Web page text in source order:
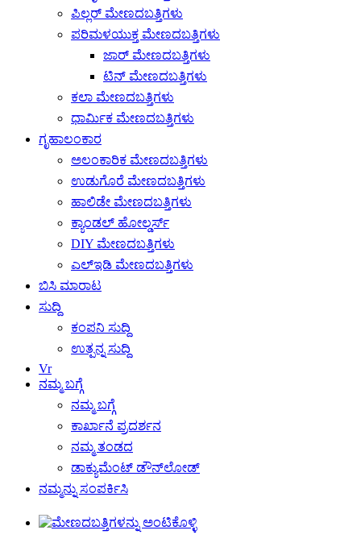
ಪಿಲ್ಲರ್ ಮೇಣದಬತ್ತಿಗಳು
ಪರಿಮಳಯುಕ್ತ ಮೇಣದಬತ್ತಿಗಳು
ಜಾರ್ ಮೇಣದಬತ್ತಿಗಳು
ಟಿನ್ ಮೇಣದಬತ್ತಿಗಳು
ಕಲಾ ಮೇಣದಬತ್ತಿಗಳು
ಧಾರ್ಮಿಕ ಮೇಣದಬತ್ತಿಗಳು
ಗೃಹಾಲಂಕಾರ
ಅಲಂಕಾರಿಕ ಮೇಣದಬತ್ತಿಗಳು
ಉಡುಗೊರೆ ಮೇಣದಬತ್ತಿಗಳು
ಹಾಲಿಡೇ ಮೇಣದಬತ್ತಿಗಳು
ಕ್ಯಾಂಡಲ್ ಹೋಲ್ಡರ್ಸ್
DIY ಮೇಣದಬತ್ತಿಗಳು
ಎಲ್ಇಡಿ ಮೇಣದಬತ್ತಿಗಳು
ಬಿಸಿ ಮಾರಾಟ
ಸುದ್ದಿ
ಕಂಪನಿ ಸುದ್ದಿ
ಉತ್ಪನ್ನ ಸುದ್ದಿ
Vr
ನಮ್ಮ ಬಗ್ಗೆ
ನಮ್ಮ ಬಗ್ಗೆ
ಕಾರ್ಖಾನೆ ಪ್ರದರ್ಶನ
ನಮ್ಮ ತಂಡದ
ಡಾಕ್ಯುಮೆಂಟ್ ಡೌನ್‌ಲೋಡ್
ನಮ್ಮನ್ನು ಸಂಪರ್ಕಿಸಿ